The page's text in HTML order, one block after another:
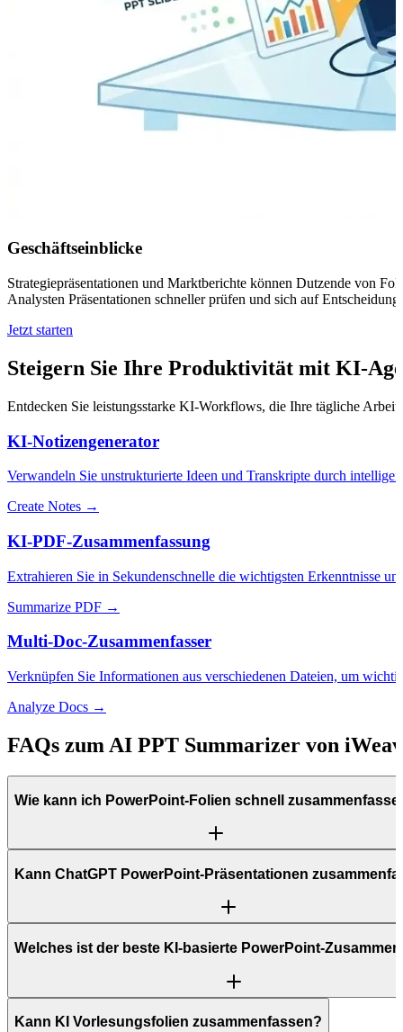
Geschäftseinblicke
Strategiepräsentationen und Marktberichte können Dutzende von
Analysten Präsentationen schneller prüfen und sich auf
Jetzt starten
Steigern Sie Ihre Produktivität mit KI-
Entdecken Sie leistungsstarke KI-Workflows, die Ihre tägliche Arbeit
KI-Notizengenerator
Verwandeln Sie unstrukturierte Ideen und Transkripte durch
Create Notes →
KI-PDF-Zusammenfassung
Extrahieren Sie in Sekundenschnelle die wichtigsten Erkenntnisse
Summarize PDF →
Multi-Doc-Zusammenfasser
Verknüpfen Sie Informationen aus verschiedenen Dateien, um
Analyze Docs →
FAQs zum AI PPT Summarizer von
Wie kann ich PowerPoint-Folien schnell
Kann ChatGPT PowerPoint-Präsentationen
Welches ist der beste KI-basierte PowerPoint-
Kann KI Vorlesungsfolien zusammenfassen?